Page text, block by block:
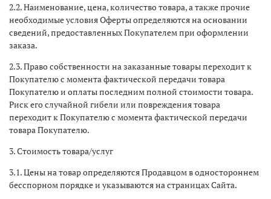
2.2. Наименование, цена, количество товара, а также прочие
необходимые условия Оферты определяются на основании
сведений, предоставленных Покупателем при оформлении
заказа.
2.3. Право собственности на заказанные товары переходит к
Покупателю с момента фактической передачи товара
Покупателю и оплаты последним полной стоимости товара.
Риск его случайной гибели или повреждения товара
переходит к Покупателю с момента фактической передачи
товара Покупателю.
3. Стоимость товара/услуг
3.1. Цены на товар определяются Продавцом в одностороннем
бесспорном порядке и указываются на страницах Сайта.